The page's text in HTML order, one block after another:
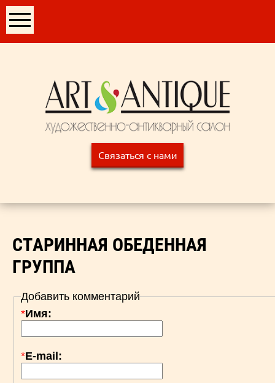
Связаться с нами
СТАРИННАЯ ОБЕДЕННАЯ
ГРУППА
Добавить комментарий
*Имя:
*E-mail: